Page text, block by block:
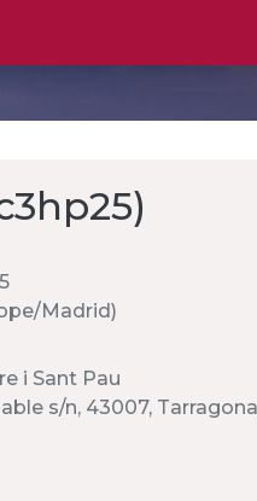
Madrid)
i Sant Pau
s/n, 43007,